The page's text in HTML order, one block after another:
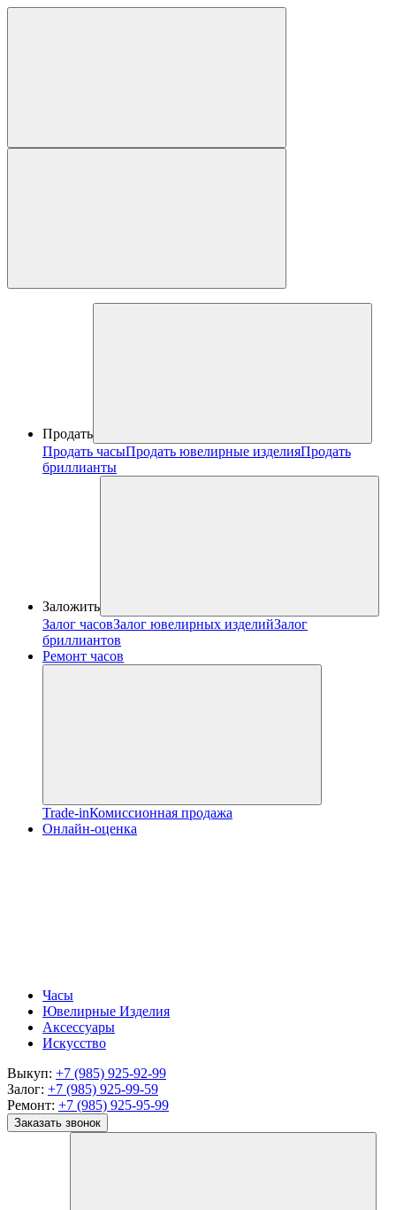
Продать
Продать часыПродать ювелирные изделияПродать
бриллианты
Заложить
Залог часовЗалог ювелирных изделийЗалог
бриллиантов
Ремонт часов
Trade-inКомиссионная продажа
Онлайн-оценка
Часы
Ювелирные Изделия
Аксессуары
Искусство
Выкуп: +7 (985) 925-92-99
Залог: +7 (985) 925-99-59
Ремонт: +7 (985) 925-95-99
Заказать звонок